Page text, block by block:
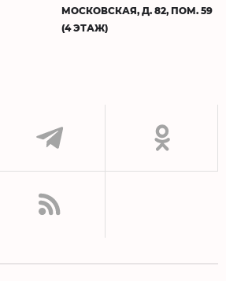
МОСКОВСКАЯ, Д. 82, ПОМ. 59
(4 ЭТАЖ)